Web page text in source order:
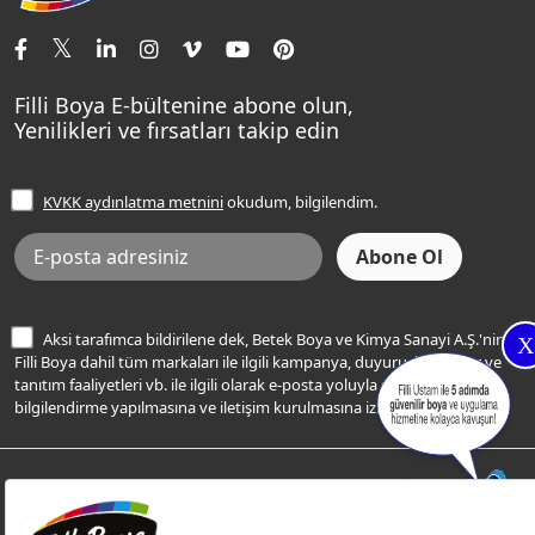
X
Tavan Boyaları
Ev Bakım ve Hobi Boyaları
Yatak Odası Renkleri
Sentomaxx Sentetik Boya
Sentomaxx İpeksi Mat
Momento Life
Şampanya Rengi
Açık Mavi Rengi
Frezya Rengi
İletişim Bilgilerimiz
Renk Danışma
Filli Ustam
Sıkça Sorulan Sorular
Ücretsiz Yalıtım Keşif Hizmeti
Bilgi Toplumu Hizmetleri
İnternet Sitesi Kullanım Koşulları
KVKK Talep Formu
KVKK Aydınlatma Metni
Filli Boya E-bültenine abone olun,
Yenilikleri ve fırsatları takip edin
KVKK aydınlatma metniniokudum, bilgilendim.
Aksi tarafımca bildirilene dek, Betek Boya ve Kimya Sanayi A.Ş.'nin
Filli Boya dahil tüm markaları ile ilgili kampanya, duyuru, hizmetler ve
tanıtım faaliyetleri vb. ile ilgili olarak e-posta yoluyla şahsıma
bilgilendirme yapılmasına ve iletişim kurulmasına izin veriyorum.